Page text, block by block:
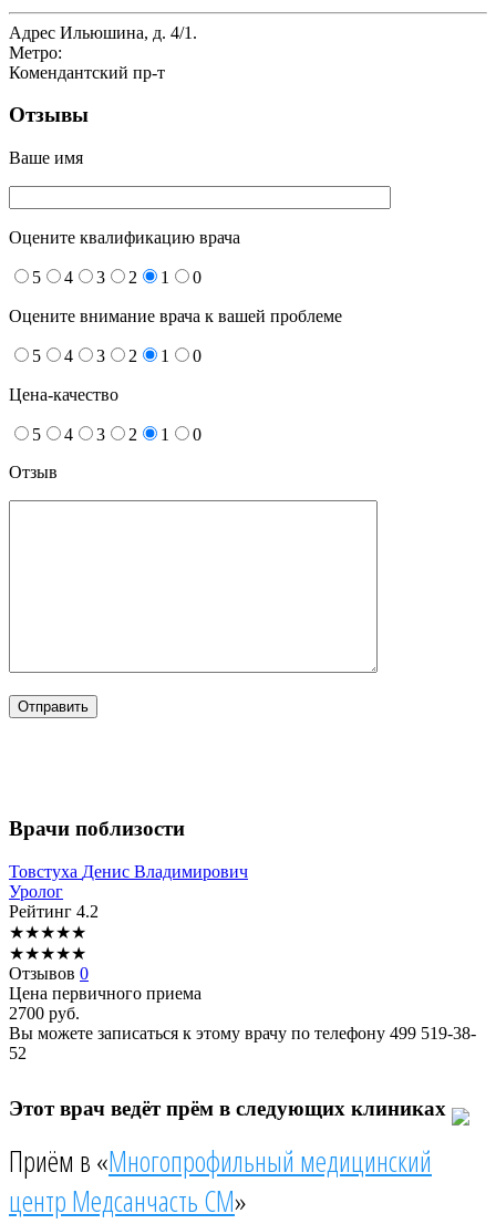
Адрес Ильюшина, д. 4/1.
Метро:
Комендантский пр-т
Отзывы
Ваше имя
Оцените квалификацию врача
5 4 3 2 1 0
Оцените внимание врача к вашей проблеме
5 4 3 2 1 0
Цена-качество
5 4 3 2 1
0
Отзыв
Врачи поблизости
Товстуха Денис Владимирович
Уролог
Рейтинг 4.2
★★★★★
★★★★★
Отзывов 0
Цена первичного приема
2700 руб.
Вы можете записаться к этому врачу по телефону 499 519-38-
52
Этот врач ведёт прём в следующих клиниках
Приём в «Многопрофильный медицинский
центр Медсанчасть СМ»